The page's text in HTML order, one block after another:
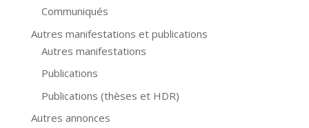
Communiqués
Autres manifestations et publications
Autres manifestations
Publications
Publications (thèses et HDR)
Autres annonces